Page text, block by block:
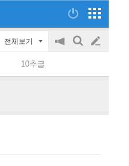
전체보기
공
on/off
검
글
쓰
10추글